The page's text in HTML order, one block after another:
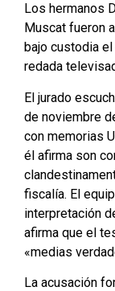
Los hermanos
Muscat fueron
bajo custodia
redada
El jurado
de noviembre
con memorias
él afirma son
fiscalía. El
interpretación
afirma que el
«medias
La acusación